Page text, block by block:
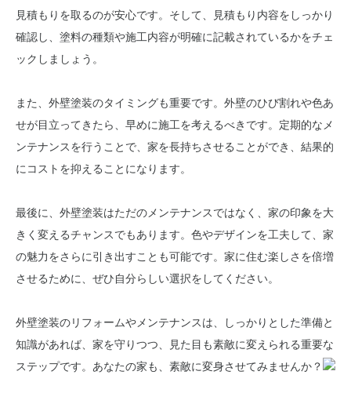
見積もりを取るのが安心です。そして、見積もり内容をしっかり
確認し、塗料の種類や施工内容が明確に記載されているかをチェ
ックしましょう。
また、外壁塗装のタイミングも重要です。外壁のひび割れや色あ
せが目立ってきたら、早めに施工を考えるべきです。定期的なメ
ンテナンスを行うことで、家を長持ちさせることができ、結果的
にコストを抑えることになります。
最後に、外壁塗装はただのメンテナンスではなく、家の印象を大
きく変えるチャンスでもあります。色やデザインを工夫して、家
の魅力をさらに引き出すことも可能です。家に住む楽しさを倍増
させるために、ぜひ自分らしい選択をしてください。
外壁塗装のリフォームやメンテナンスは、しっかりとした準備と
知識があれば、家を守りつつ、見た目も素敵に変えられる重要な
ステップです。あなたの家も、素敵に変身させてみませんか？